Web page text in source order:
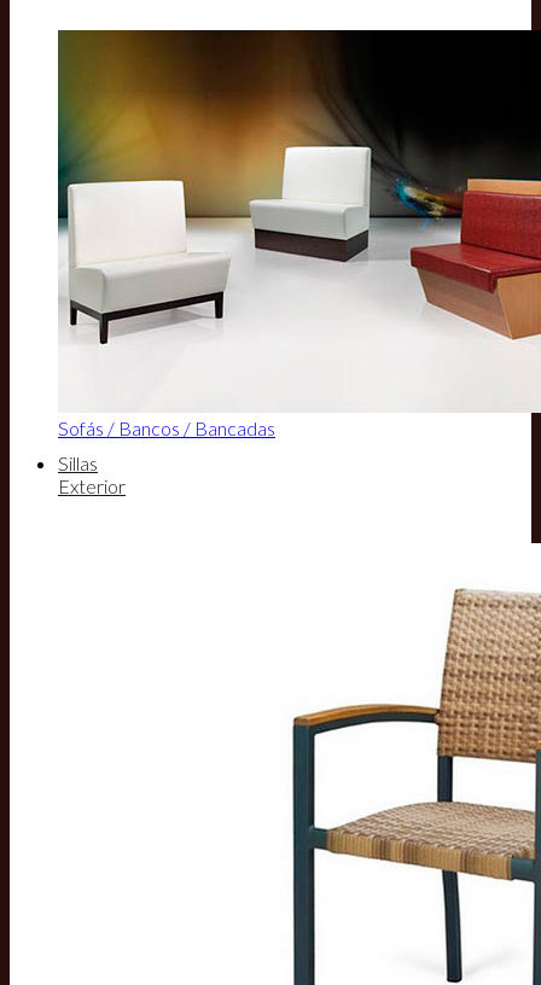
Sofás / Bancos / Bancadas
Sillas
Exterior